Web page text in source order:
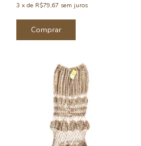
3 x de R$79,67 sem juros
Comprar